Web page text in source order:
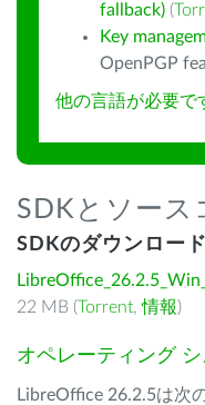
fallback) (
Key
OpenPGP
他の言語が必要で
SDKとソース
SDKのダウンロード
22 MB (Torrent,情報)
オペレーティング
LibreOffice 26.2.5は次